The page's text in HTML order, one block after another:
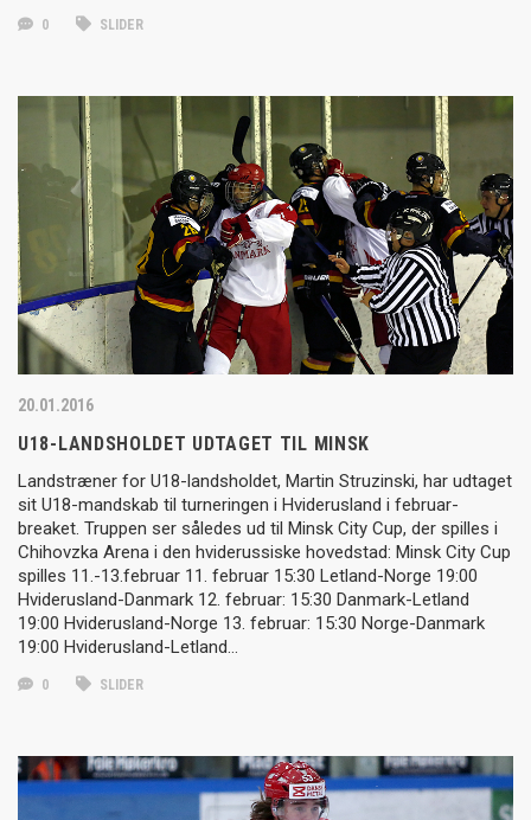
0 SLIDER
20.01.2016
U18-LANDSHOLDET UDTAGET TIL MINSK
Landstræner for U18-landsholdet, Martin Struzinski, har udtaget
sit U18-mandskab til turneringen i Hviderusland i februar-
breaket. Truppen ser således ud til Minsk City Cup, der spilles i
Chihovzka Arena i den hviderussiske hovedstad: Minsk City Cup
spilles 11.-13.februar 11. februar 15:30 Letland-Norge 19:00
Hviderusland-Danmark 12. februar: 15:30 Danmark-Letland
19:00 Hviderusland-Norge 13. februar: 15:30 Norge-Danmark
19:00 Hviderusland-Letland…
0 SLIDER